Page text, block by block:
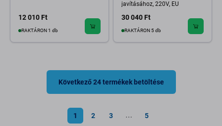
12 010 Ft
RAKTÁRON 1 db
javításához, 220V, EU
30 040 Ft
RAKTÁRON 5 db
Következő 24 termékek betöltése
1 2 3 ⋯ 5